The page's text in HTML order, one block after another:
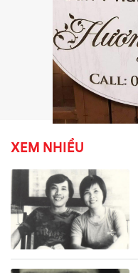
XEM NHIỀU